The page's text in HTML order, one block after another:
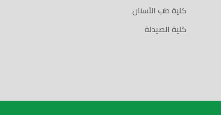
كلية طب الأسنان
كلية الصيدلة